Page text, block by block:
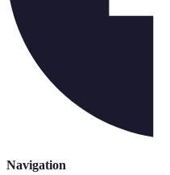
Navigation